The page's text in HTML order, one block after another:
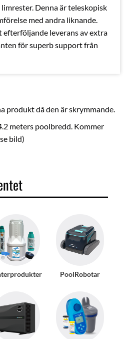
produkt då den är skrymmande.
meters poolbredd. Kommer
bild)
Denna är teleskopisk
med andra liknande.
efterföljande leverans av extra
för superb support från
PoolRobotar